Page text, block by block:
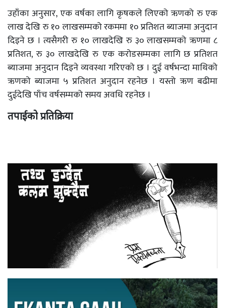
उहाँका अनुसार, एक वर्षका लागि कृषकले लिएको ऋणको रु एक
लाख देखि रु १० लाखसम्मको रकममा १० प्रतिशत ब्याजमा अनुदान
दिइने छ । त्यसैगरी रु १० लाखदेखि रु ३० लाखसम्मको ऋणमा ८
प्रतिशत, रु ३० लाखदेखि रु एक करोडसम्मका लागि छ प्रतिशत
ब्याजमा अनुदान दिइने व्यवस्था गरिएको छ । दुई वर्षभन्दा माथिको
ऋणको ब्याजमा ५ प्रतिशत अनुदान रहनेछ । यस्तो ऋण बढीमा
दुईदेखि पाँच वर्षसम्मको समय अवधि रहनेछ ।
तपाईको प्रतिक्रिया